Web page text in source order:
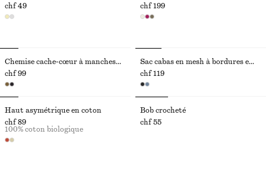
chf 49
chf 199
Chemise cache-cœur à manches courtes
chf 99
Sac cabas en mesh à bordures en cuir
chf 119
Haut asymétrique en coton
chf 89
100% coton biologique
Bob crocheté
chf 55